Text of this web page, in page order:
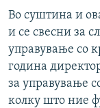
Во суштина и
и се свесни за
управување со
година
за управување
колку што ние